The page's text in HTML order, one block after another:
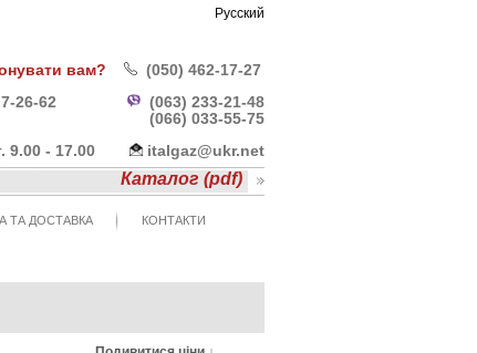
Русский
вам?
(050) 462-17-27
26-62
(063) 233-21-48
(066) 033-55-75
9.00 - 17.00
italgaz@ukr.net
Каталог (pdf)
ТА ДОСТАВКА КОНТАКТИ